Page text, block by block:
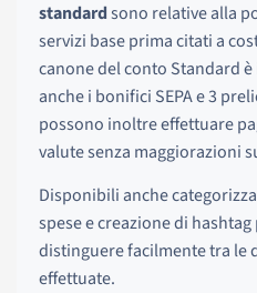
standardsono relative alla
servizi base prima citati a
canone del conto Standard
anche i bonifici SEPA e 3
possono inoltre effettuare
valute senza maggiorazioni
Disponibili anche
spese e creazione di
distinguere facilmente tra le
effettuate.